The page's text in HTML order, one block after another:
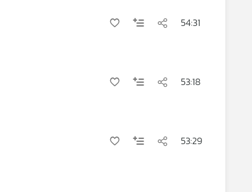
54:31
53:18
53:29